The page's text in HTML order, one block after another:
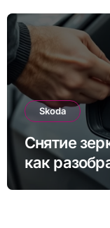
Skoda
Снятие
как
снять